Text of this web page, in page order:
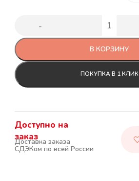
Доступно на
заказ
В КОРЗИНУ
ПОКУПКА В 1 КЛИК
Доставка заказа
СДЭКом по всей России